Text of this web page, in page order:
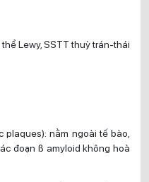
Lewy, SSTT thuỳ trán-thái
plaques): nằm ngoài tế bào,
đoạn ß amyloid không hoà